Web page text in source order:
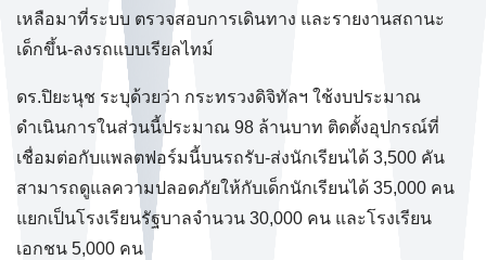
เหลือมาที่ระบบ ตรวจสอบการเดินทาง และรายงานสถานะ
เด็กขึ้น-ลงรถแบบเรียลไทม์
ดร.ปิยะนุช ระบุด้วยว่า กระทรวงดิจิทัลฯ ใช้งบประมาณ
ดำเนินการในส่วนนี้ประมาณ 98 ล้านบาท ติดตั้งอุปกรณ์ที่
เชื่อมต่อกับแพลตฟอร์มนี้บนรถรับ-ส่งนักเรียนได้ 3,500 คัน
สามารถดูแลความปลอดภัยให้กับเด็กนักเรียนได้ 35,000 คน
แยกเป็นโรงเรียนรัฐบาลจำนวน 30,000 คน และโรงเรียน
เอกชน 5,000 คน